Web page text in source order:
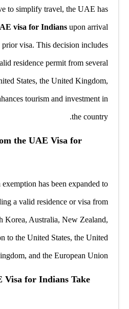
to simplify travel, the UAE has
visa for Indians upon arrival
visa. This decision includes
residence permit from several
States, the United Kingdom,
tourism and investment in
the country.
the UAE Visa for
has been expanded to
a valid residence or visa from
Korea, Australia, New Zealand,
to the United States, the United
and the European Union.
Visa for Indians Take